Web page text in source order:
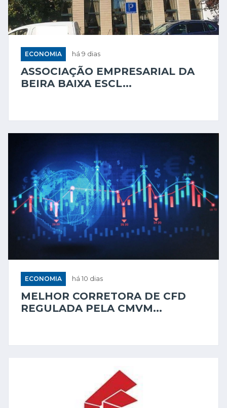
ECONOMIA há 9 dias
ASSOCIAÇÃO EMPRESARIAL DA
BEIRA BAIXA ESCL...
ECONOMIA há 10 dias
MELHOR CORRETORA DE CFD
REGULADA PELA CMVM...